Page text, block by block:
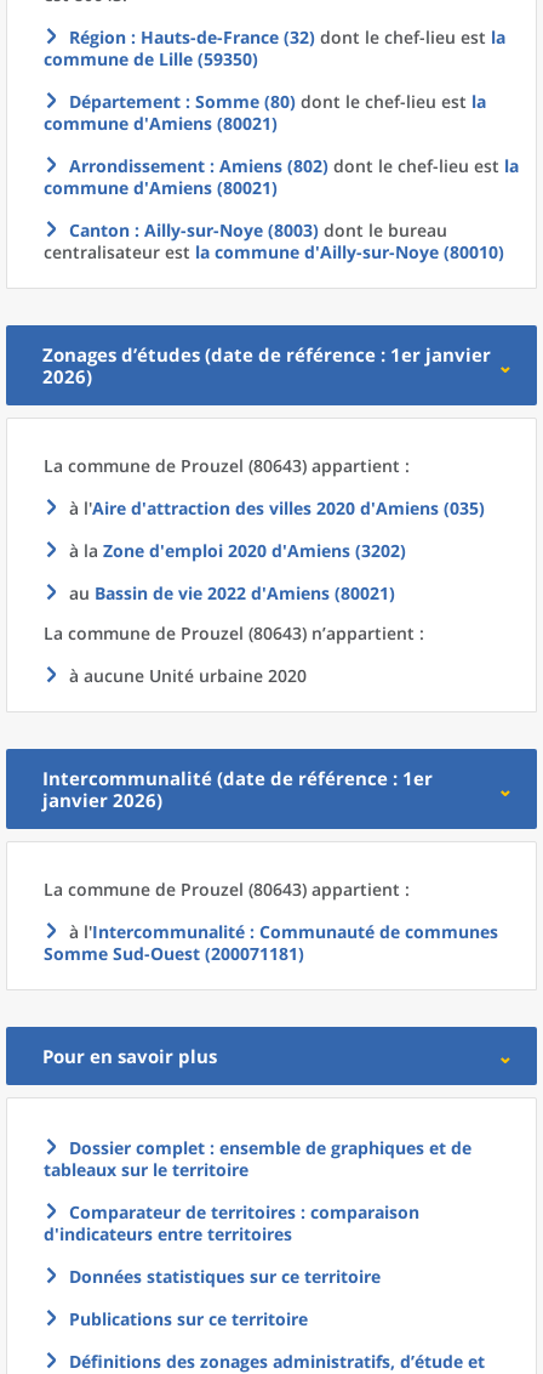
Région : Hauts-de-France (32) dont le chef-lieu est la
commune de Lille (59350)
Département : Somme (80) dont le chef-lieu est la
commune d'Amiens (80021)
Arrondissement : Amiens (802) dont le chef-lieu est la
commune d'Amiens (80021)
Canton : Ailly-sur-Noye (8003) dont le bureau
centralisateur est la commune d'Ailly-sur-Noye (80010)
Zonages d’études (date de référence : 1er janvier
2026)
La commune de Prouzel (80643) appartient :
à l'Aire d'attraction des villes 2020 d'Amiens (035)
à la Zone d'emploi 2020 d'Amiens (3202)
au Bassin de vie 2022 d'Amiens (80021)
La commune de Prouzel (80643) n’appartient :
à aucune Unité urbaine 2020
Intercommunalité (date de référence : 1er
janvier 2026)
La commune de Prouzel (80643) appartient :
à l'Intercommunalité : Communauté de communes
Somme Sud-Ouest (200071181)
Pour en savoir plus
Dossier complet : ensemble de graphiques et de
tableaux sur le territoire
Comparateur de territoires : comparaison
d'indicateurs entre territoires
Données statistiques sur ce territoire
Publications sur ce territoire
Définitions des zonages administratifs, d’étude et